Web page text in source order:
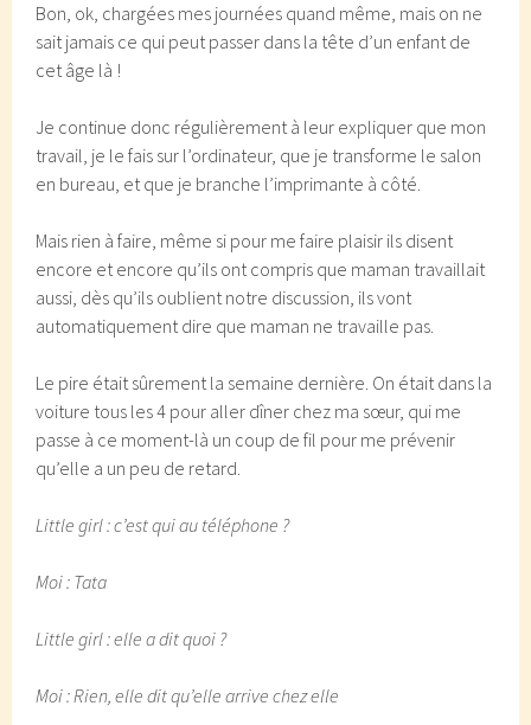
Bon, ok, chargées mes journées quand même, mais on ne
sait jamais ce qui peut passer dans la tête d’un enfant de
cet âge là !
Je continue donc régulièrement à leur expliquer que mon
travail, je le fais sur l’ordinateur, que je transforme le salon
en bureau, et que je branche l’imprimante à côté.
Mais rien à faire, même si pour me faire plaisir ils disent
encore et encore qu’ils ont compris que maman travaillait
aussi, dès qu’ils oublient notre discussion, ils vont
automatiquement dire que maman ne travaille pas.
Le pire était sûrement la semaine dernière. On était dans la
voiture tous les 4 pour aller dîner chez ma sœur, qui me
passe à ce moment-là un coup de fil pour me prévenir
qu’elle a un peu de retard.
Little girl : c’est qui au téléphone ?
Moi : Tata
Little girl : elle a dit quoi ?
Moi : Rien, elle dit qu’elle arrive chez elle